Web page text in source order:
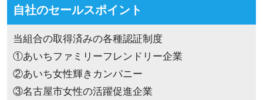
自社のセールスポイント
当組合の取得済みの各種認証制度
①あいちファミリーフレンドリー企業
②あいち女性輝きカンパニー
③名古屋市女性の活躍促進企業